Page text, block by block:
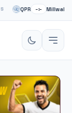
QPR –:– Millwall